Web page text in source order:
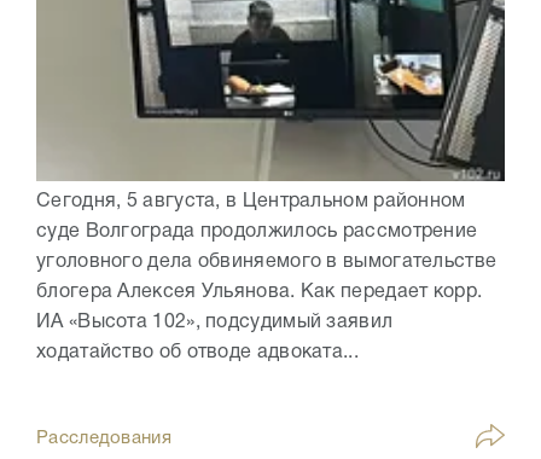
Сегодня, 5 августа, в Центральном районном
суде Волгограда продолжилось рассмотрение
уголовного дела обвиняемого в вымогательстве
блогера Алексея Ульянова. Как передает корр.
ИА «Высота 102», подсудимый заявил
ходатайство об отводе адвоката...
Расследования